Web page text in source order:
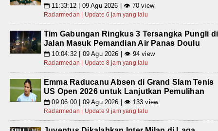
📅 11:33:12 | 09 Agu 2026 | 👁 70 view
Radarmedan | Update 6 jam yang lalu
Tim Gabungan Ringkus 3 Tersangka Pungli di
Jalan Masuk Pemandian Air Panas Doulu
📅 10:04:32 | 09 Agu 2026 | 👁 94 view
Radarmedan | Update 8 jam yang lalu
Emma Raducanu Absen di Grand Slam Tenis
US Open 2026 untuk Lanjutkan Pemulihan
📅 09:06:00 | 09 Agu 2026 | 👁 133 view
Radarmedan | Update 9 jam yang lalu